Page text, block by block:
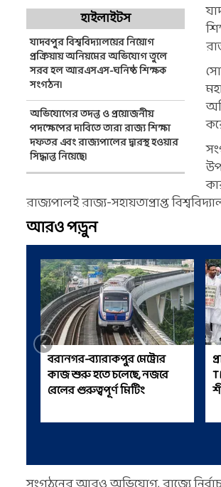
হাইলাইটস
যাদবপুর বিশ্ববিদ্যালয়ের নিয়োগ
প্রক্রিয়ায় অনিয়মের অভিযোগ তুলে
সরব হল আরএসএস-ঘনিষ্ঠ শিক্ষক
সংগঠন।
অভিযোগের তদন্ত ও প্রয়োজনীয়
পদক্ষেপের দাবিতে তারা রাজ্য শিক্ষা
দফতর এবং রাজ্যপালের দ্বারস্থ হওয়ার
সিদ্ধান্ত নিয়েছে।
রাজ্যপালই রাজ্য-সহায়তাপ্রাপ্ত
আরও পড়ুন
বরানগর-ব্যারাকপুর মেট্রোর
কাজ শুরু হতে চলেছে, নজরে
রেলের গুরুত্বপূর্ণ মিটিং